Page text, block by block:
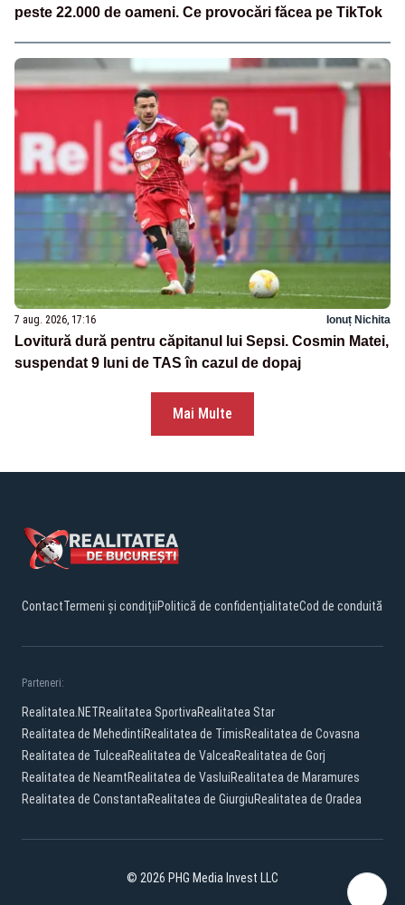
peste 22.000 de oameni. Ce provocări făcea pe TikTok
7 aug. 2026, 17:16 Ionuț Nichita
Lovitură dură pentru căpitanul lui Sepsi. Cosmin Matei,
suspendat 9 luni de TAS în cazul de dopaj
Mai Multe
ContactTermeni și condițiiPolitică de confidențialitateCod de conduită
Parteneri:
Realitatea.NETRealitatea SportivaRealitatea Star
Realitatea de MehedintiRealitatea de TimisRealitatea de Covasna
Realitatea de TulceaRealitatea de ValceaRealitatea de Gorj
Realitatea de NeamtRealitatea de VasluiRealitatea de Maramures
Realitatea de ConstantaRealitatea de GiurgiuRealitatea de Oradea
© 2026 PHG Media Invest LLC